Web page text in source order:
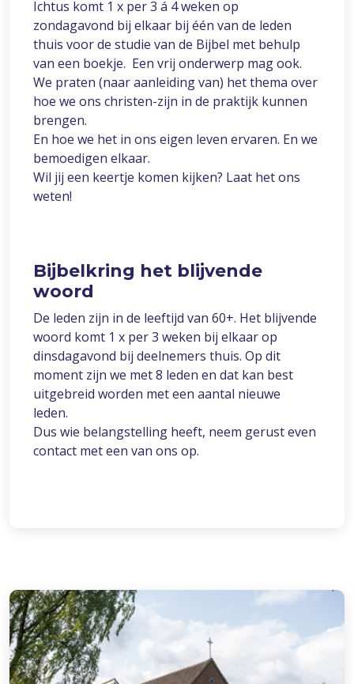
Ichtus komt 1 x per 3 á 4 weken op
zondagavond bij elkaar bij één van de leden
thuis voor de studie van de Bijbel met behulp
van een boekje. Een vrij onderwerp mag ook.
We praten (naar aanleiding van) het thema over
hoe we ons christen-zijn in de praktijk kunnen
brengen.
En hoe we het in ons eigen leven ervaren. En we
bemoedigen elkaar.
Wil jij een keertje komen kijken? Laat het ons
weten!
Bijbelkring het blijvende
woord
De leden zijn in de leeftijd van 60+. Het blijvende
woord komt 1 x per 3 weken bij elkaar op
dinsdagavond bij deelnemers thuis. Op dit
moment zijn we met 8 leden en dat kan best
uitgebreid worden met een aantal nieuwe
leden.
Dus wie belangstelling heeft, neem gerust even
contact met een van ons op.